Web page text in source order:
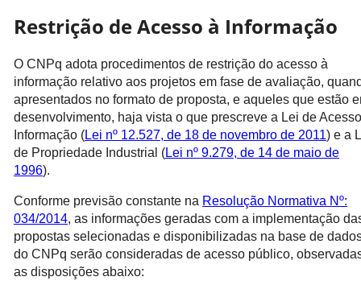
Restrição de Acesso à Informação
O CNPq adota procedimentos de restrição do acesso à
informação relativo aos projetos em fase de avaliação,
apresentados no formato de proposta, e aqueles que estão
desenvolvimento, haja vista o que prescreve a Lei de
Informação (Lei nº 12.527, de 18 de novembro de 2011) e a
de Propriedade Industrial (Lei nº 9.279, de 14 de maio de
1996).
Conforme previsão constante na Resolução Normativa Nº:
034/2014, as informações geradas com a implementação
propostas selecionadas e disponibilizadas na base de
do CNPq serão consideradas de acesso público,
as disposições abaixo: